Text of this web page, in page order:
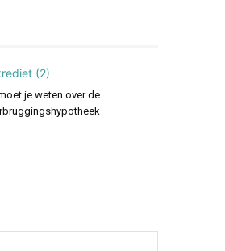
je weten over de